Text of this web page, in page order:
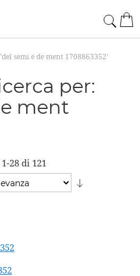
semi e de ment 1708863352'
per:
ment
1-28di 121